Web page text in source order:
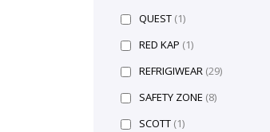
QUEST (1)
RED KAP (1)
REFRIGIWEAR (29)
SAFETY ZONE (8)
SCOTT (1)